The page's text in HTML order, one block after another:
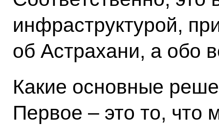
инфраструктурой,
об Астрахани, а обо
Какие основные
Первое – это то, что